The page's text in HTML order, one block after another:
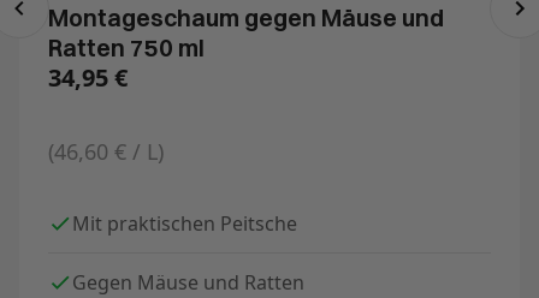
Montageschaum gegen Mäuse und
Ratten 750 ml
34,95€
(46,60 € / L)
Mit praktischen Peitsche
Gegen Mäuse und Ratten